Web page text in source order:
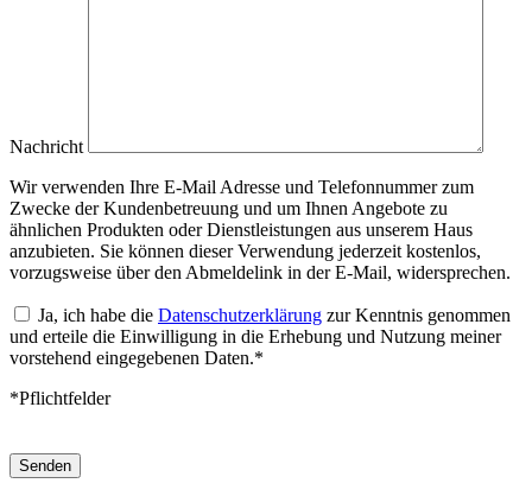
Nachricht
Wir verwenden Ihre E-Mail Adresse und Telefonnummer zum
Zwecke der Kundenbetreuung und um Ihnen Angebote zu
ähnlichen Produkten oder Dienstleistungen aus unserem Haus
anzubieten. Sie können dieser Verwendung jederzeit kostenlos,
vorzugsweise über den Abmeldelink in der E-Mail, widersprechen.
Ja, ich habe die Datenschutzerklärung zur Kenntnis genommen
und erteile die Einwilligung in die Erhebung und Nutzung meiner
vorstehend eingegebenen Daten.*
*Pflichtfelder